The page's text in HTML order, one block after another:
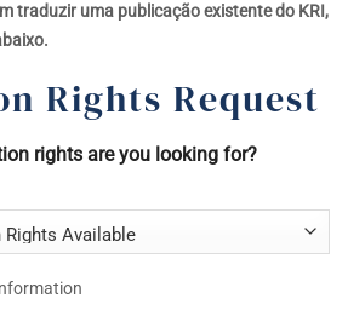
traduzir uma publicação existente do KRI,
Rights Request
rights are you looking for?